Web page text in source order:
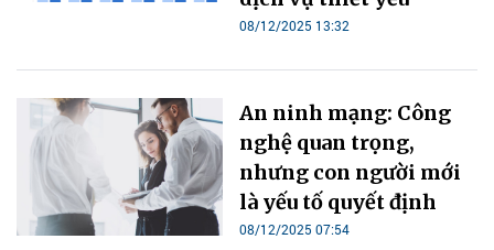
08/12/2025 13:32
An ninh mạng: Công
nghệ quan trọng,
nhưng con người mới
là yếu tố quyết định
08/12/2025 07:54